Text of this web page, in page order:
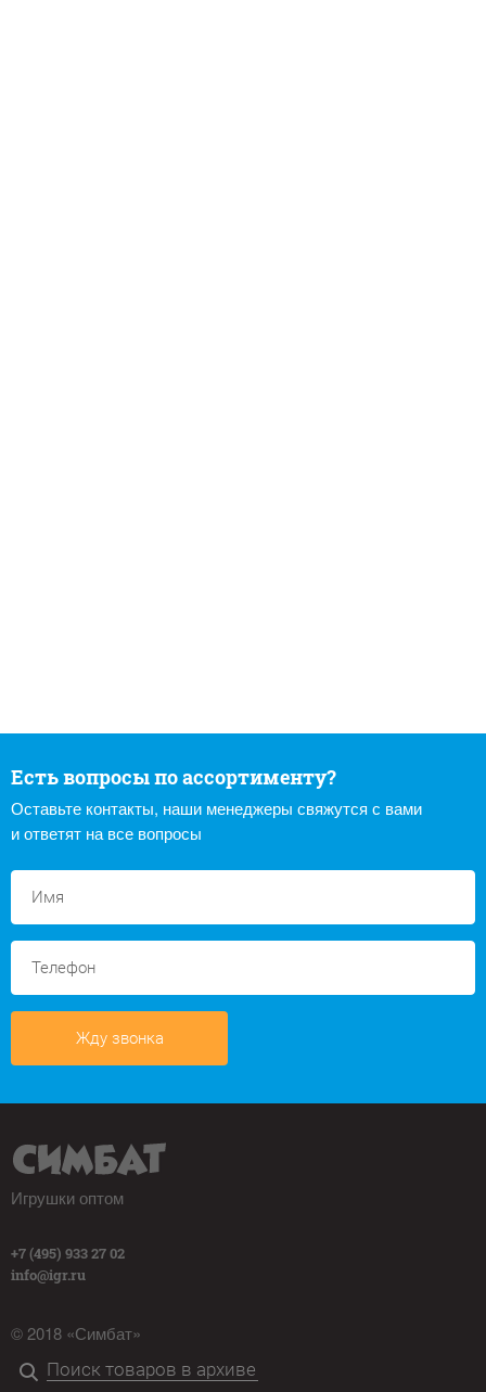
Есть вопросы по ассортименту?
Оставьте контакты, наши менеджеры свяжутся с вами
и ответят на все вопросы
Жду звонка
Игрушки оптом
+7 (495) 933 27 02
info@igr.ru
© 2018 «Симбат»